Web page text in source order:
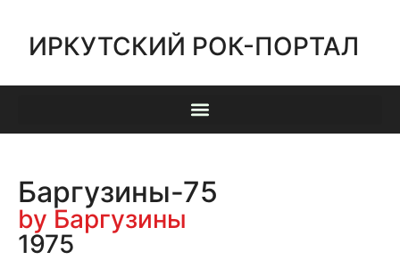
ИРКУТСКИЙ РОК-ПОРТАЛ
Баргузины-75
by Баргузины
1975